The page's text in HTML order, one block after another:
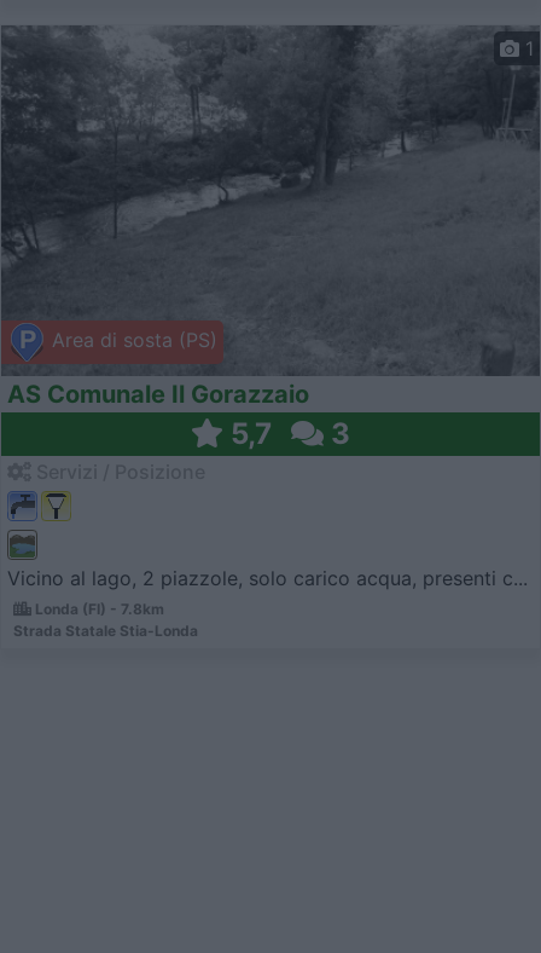
Area di sosta (PS)
1
AS Comunale Il Gorazzaio
5,7 3
Vicino al lago, 2 piazzole, solo carico acqua, presenti c...
Londa (FI) - 7.8km
Strada Statale Stia-Londa